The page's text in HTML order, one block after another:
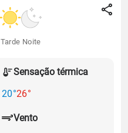
Tarde Noite
Sensação térmica
20°26°
Vento